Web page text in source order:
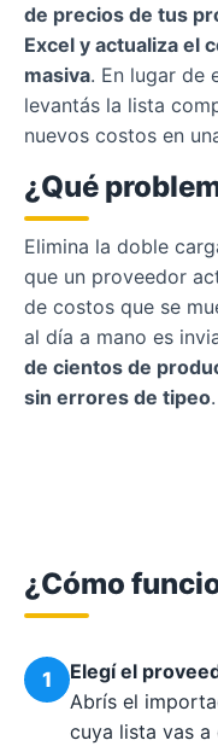
de precios de tus
Excel y actualiza el
masiva. En lugar de
levantás la lista
nuevos costos en
¿Qué
Elimina la doble
que un proveedor
de costos que se
al día a mano es
de cientos de
sin errores de tipeo.
¿Cómo
1
Elegí el
Abrís el
cuya lista vas a